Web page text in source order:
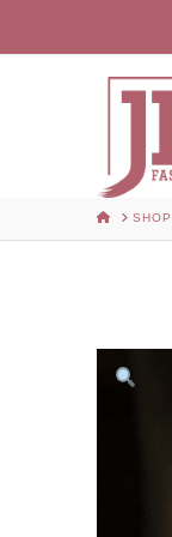
HOMESHOP